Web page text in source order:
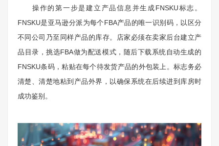
操作的第一步是建立产品信息并生成FNSKU标志。
FNSKU是亚马逊分派为每个FBA产品的唯一识别码，以区分
不同公司乃至同样产品的库存。店家必须在卖家后台建立产
品目录，挑选FBA做为配送模式，随后下载系统自动生成的
FNSKU条码，粘贴在每个待发货产品的外包装上。标志务必
清楚、清楚地粘到产品外界，以确保系统在后续进到库房时
成功鉴别。